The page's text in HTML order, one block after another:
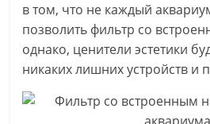
в том, что не каждый
позволить фильтр со
однако, ценители эстетики
никаких лишних устройств и